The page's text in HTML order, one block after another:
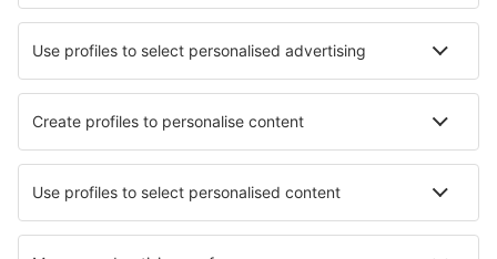
Skyros Airport (SKU)
Ermoupoli Syros (JSY)